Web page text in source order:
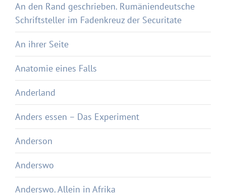
An den Rand geschrieben. Rumäniendeutsche
Schriftsteller im Fadenkreuz der Securitate
An ihrer Seite
Anatomie eines Falls
Anderland
Anders essen – Das Experiment
Anderson
Anderswo
Anderswo. Allein in Afrika